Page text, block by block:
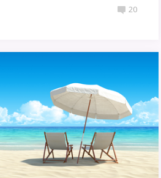
20